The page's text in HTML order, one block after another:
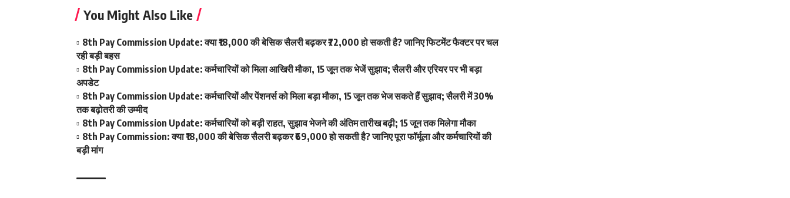
You Might Also Like
8th Pay Commission Update: क्या ₹18,000 की बेसिक सैलरी बढ़कर ₹72,000 हो सकती है? जानिए फिटमेंट फैक्टर पर चल
रही बड़ी बहस
8th Pay Commission Update: कर्मचारियों को मिला आखिरी मौका, 15 जून तक भेजें सुझाव; सैलरी और एरियर पर भी बड़ा
अपडेट
8th Pay Commission Update: कर्मचारियों और पेंशनर्स को मिला बड़ा मौका, 15 जून तक भेज सकते हैं सुझाव; सैलरी में 30%
तक बढ़ोतरी की उम्मीद
8th Pay Commission Update: कर्मचारियों को बड़ी राहत, सुझाव भेजने की अंतिम तारीख बढ़ी; 15 जून तक मिलेगा मौका
8th Pay Commission: क्या ₹18,000 की बेसिक सैलरी बढ़कर ₹69,000 हो सकती है? जानिए पूरा फॉर्मूला और कर्मचारियों की
बड़ी मांग